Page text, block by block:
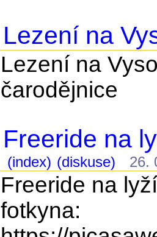
Lezení na
Lezení na
čarodějnice
Freeride na
(index) (diskuse) 26.
Freeride na
fotkyna: